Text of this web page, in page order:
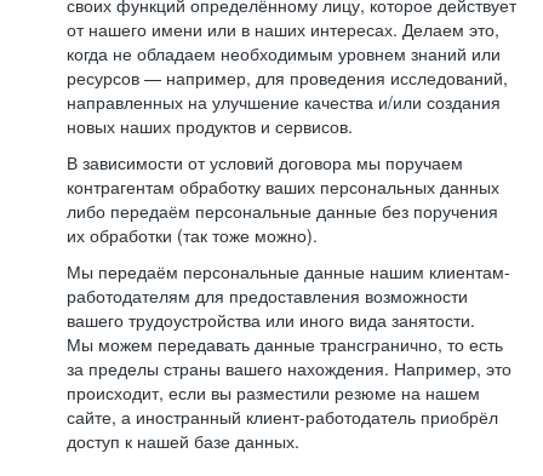
своих функций определённому лицу, которое действует
от нашего имени или в наших интересах. Делаем это,
когда не обладаем необходимым уровнем знаний или
ресурсов — например, для проведения исследований,
направленных на улучшение качества и/или создания
новых наших продуктов и сервисов.
В зависимости от условий договора мы поручаем
контрагентам обработку ваших персональных данных
либо передаём персональные данные без поручения
их обработки (так тоже можно).
Мы передаём персональные данные нашим клиентам-
работодателям для предоставления возможности
вашего трудоустройства или иного вида занятости.
Мы можем передавать данные трансгранично, то есть
за пределы страны вашего нахождения. Например, это
происходит, если вы разместили резюме на нашем
сайте, а иностранный клиент-работодатель приобрёл
доступ к нашей базе данных.